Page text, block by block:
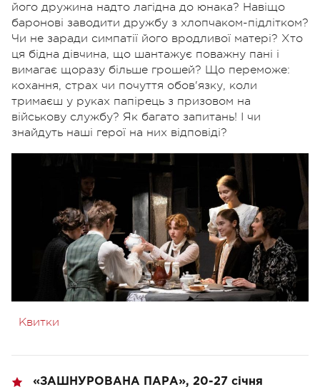
його дружина надто лагідна до юнака? Навіщо
баронові заводити дружбу з хлопчаком-підлітком?
Чи не заради симпатії його вродливої матері? Хто
ця бідна дівчина, що шантажує поважну пані і
вимагає щоразу більше грошей? Що переможе:
кохання, страх чи почуття обов'язку, коли
тримаєш у руках папірець з призовом на
військову службу? Як багато запитань! І чи
знайдуть наші герої на них відповіді?
Квитки
«ЗАШНУРОВАНА ПАРА», 20-27 січня